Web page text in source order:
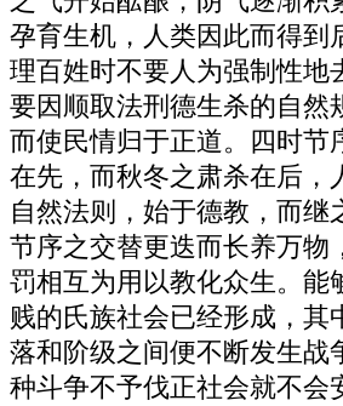
孕育生机，人类因此而得到
理百姓时不要人为强制性地
要因顺取法刑德生杀的自然
而使民情归于正道。四时节
在先，而秋冬之肃杀在后，
自然法则，始于德教，而继
节序之交替更迭而长养万物
罚相互为用以教化众生。能
贱的氏族社会已经形成，其
落和阶级之间便不断发生战
种斗争不予伐正社会就不会